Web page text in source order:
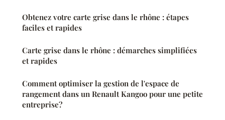
Obtenez votre carte grise dans le rhône : étapes
faciles et rapides
Carte grise dans le rhône : démarches simplifiées
et rapides
Comment optimiser la gestion de l'espace de
rangement dans un Renault Kangoo pour une petite
entreprise?